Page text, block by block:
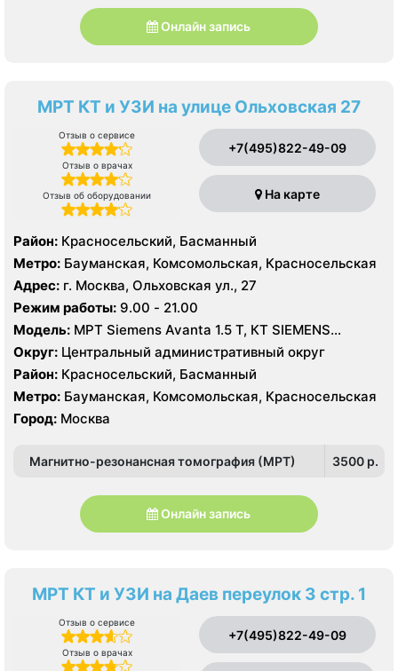
Онлайн запись
МРТ КТ и УЗИ на улице Ольховская 27
Отзыв о сервисе
Отзыв о врачах
Отзыв об оборудовании
+7(495)822-49-09
На карте
Район: Красносельский, Басманный
Метро: Бауманская, Комсомольская, Красносельская
Адрес: г. Москва, Ольховская ул., 27
Режим работы:
9.00 - 21.00
Модель: МРТ Siemens Avanta 1.5 Т, КТ SIEMENS
Somatom Perspective 64 срезов, УЗИ
Округ: Центральный административный округ
Район: Красносельский, Басманный
Метро: Бауманская, Комсомольская, Красносельская
Город: Москва
Магнитно-резонансная томография (МРТ) 3500 p.
Онлайн запись
МРТ КТ и УЗИ на Даев переулок 3 стр. 1
Отзыв о сервисе
Отзыв о врачах
+7(495)822-49-09